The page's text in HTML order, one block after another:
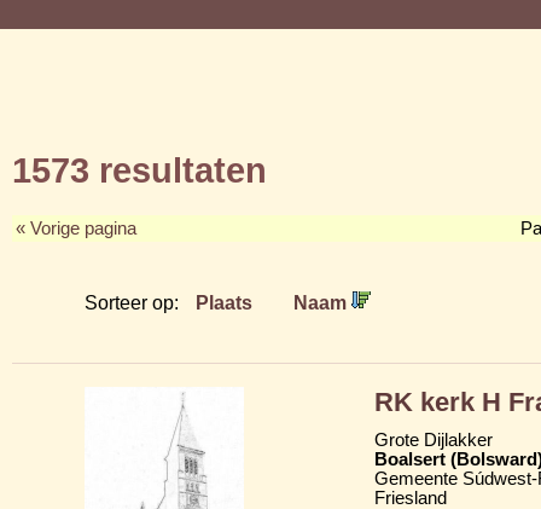
1573 resultaten
« Vorige pagina
Sorteer op: Plaats Naam
RK kerk H
Grote Dijlakker
Boalsert
Gemeente
Friesland